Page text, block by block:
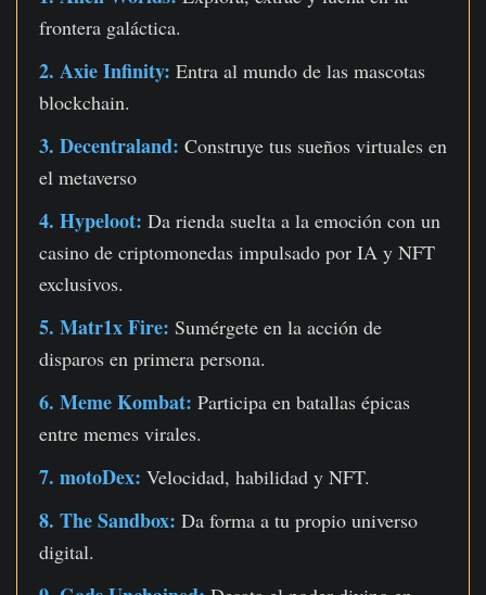
frontera galáctica.
2. Axie Infinity: Entra al mundo de las mascotas
blockchain.
3. Decentraland: Construye tus sueños virtuales en
el metaverso
4. Hypeloot: Da rienda suelta a la emoción con un
casino de criptomonedas impulsado por IA y NFT
exclusivos.
5. Matr1x Fire: Sumérgete en la acción de
disparos en primera persona.
6. Meme Kombat: Participa en batallas épicas
entre memes virales.
7. motoDex: Velocidad, habilidad y NFT.
8. The Sandbox: Da forma a tu propio universo
digital.